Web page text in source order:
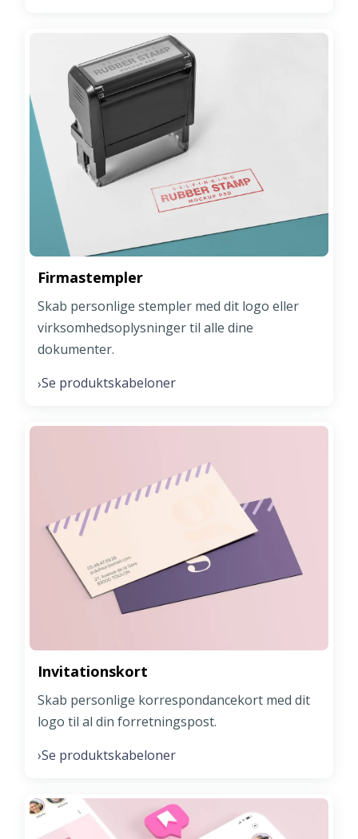
Firmastempler
Skab personlige stempler med dit logo eller
virksomhedsoplysninger til alle dine
dokumenter.
›Se produktskabeloner
Invitationskort
Skab personlige korrespondancekort med dit
logo til al din forretningspost.
›Se produktskabeloner